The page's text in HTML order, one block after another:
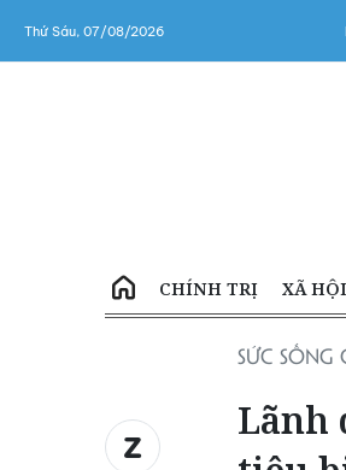
Thứ Sáu, 07/08/2026
CHÍNH TRỊ XÃ HỘI
SỨC SỐNG
Lãnh